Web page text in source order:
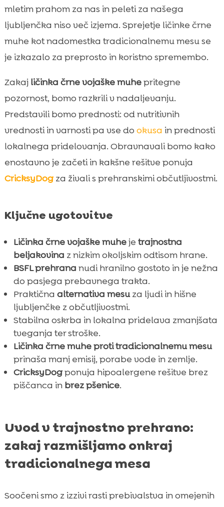
 CricksyDog: celostne rešitve za vsakega
psa z občutljivim želodcem
Kako izbrati kakovostne izdelke iz ličink:
certifikati in etikete
Etika in dobrobit: ali so insekti bolj sočutna
izbira
Mitbuster: razbijamo najpogostejše
predsodke
Kako začeti: praktični koraki za nas in naše
pse
 Zaključek
 FAQ
mletim prahom za nas in peleti za našega
ljubljenčka niso več izjema. Sprejetje ličinke črne
muhe kot nadomestka tradicionalnemu mesu se
je izkazalo za preprosto in koristno spremembo.
Zakaj ličinka črne vojaške muhepritegne
pozornost, bomo razkrili v nadaljevanju.
Predstavili bomo prednosti: od nutritivnih
vrednosti in varnosti pa vse do okusa in prednosti
lokalnega pridelovanja. Obravnavali bomo kako
enostavno je začeti in kakšne rešitve ponuja
CricksyDogza živali s prehranskimi občutljivostmi.
Ključne ugotovitve
Ličinka črne vojaške muheje trajnostna
beljakovina z nizkim okoljskim odtisom hrane.
BSFL prehrana nudi hranilno gostoto in je nežna
do pasjega prebavnega trakta.
Praktična alternativa mesuza ljudi in hišne
ljubljenčke z občutljivostmi.
Stabilna oskrba in lokalna pridelava zmanjšata
tveganja ter stroške.
Ličinka črne muhe proti tradicionalnemu mesu
prinaša manj emisij, porabe vode in zemlje.
CricksyDogponuja hipoalergene rešitve brez
piščanca in brez pšenice.
Uvod v trajnostno prehrano:
zakaj razmišljamo onkraj
tradicionalnega mesa
Soočeni smo z izzivi rasti prebivalstva in omejenih